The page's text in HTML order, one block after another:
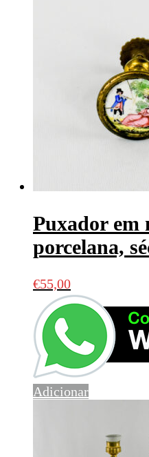
Puxador em
porcelana,
€55,00
Adicionar